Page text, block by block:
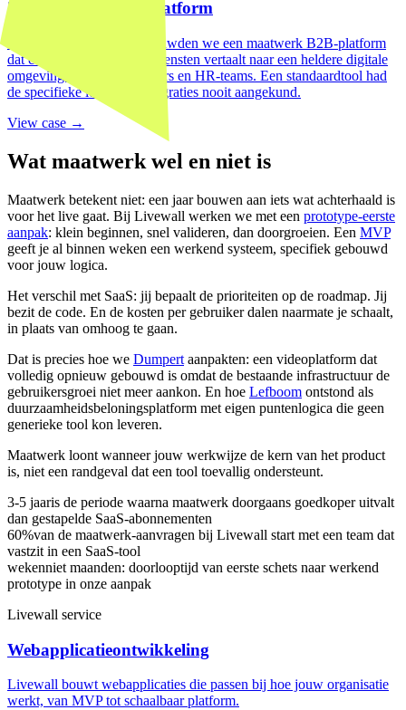
Zorg van de Zaak platform
Voor Zorg van de Zaak bouwden we een maatwerk B2B-platform
dat complexe werkgeversdiensten vertaalt naar een heldere digitale
omgeving voor medewerkers en HR-teams. Een standaardtool had
de specifieke logica en integraties nooit aangekund.
View case →
Wat maatwerk wel en niet is
Maatwerk betekent niet: een jaar bouwen aan iets wat achterhaald is
voor het live gaat. Bij Livewall werken we met een prototype-eerste
aanpak: klein beginnen, snel valideren, dan doorgroeien. Een MVP
geeft je al binnen weken een werkend systeem, specifiek gebouwd
voor jouw logica.
Het verschil met SaaS: jij bepaalt de prioriteiten op de roadmap. Jij
bezit de code. En de kosten per gebruiker dalen naarmate je schaalt,
in plaats van omhoog te gaan.
Dat is precies hoe we Dumpert aanpakten: een videoplatform dat
volledig opnieuw gebouwd is omdat de bestaande infrastructuur de
gebruikersgroei niet meer aankon. En hoe Lefboom ontstond als
duurzaamheidsbeloningsplatform met eigen puntenlogica die geen
generieke tool kon leveren.
Maatwerk loont wanneer jouw werkwijze de kern van het product
is, niet een randgeval dat een tool toevallig ondersteunt.
3-5 jaaris de periode waarna maatwerk doorgaans goedkoper uitvalt
dan gestapelde SaaS-abonnementen
60%van de maatwerk-aanvragen bij Livewall start met een team dat
vastzit in een SaaS-tool
wekenniet maanden: doorlooptijd van eerste schets naar werkend
prototype in onze aanpak
Livewall service
Webapplicatieontwikkeling
Livewall bouwt webapplicaties die passen bij hoe jouw organisatie
werkt, van MVP tot schaalbaar platform.